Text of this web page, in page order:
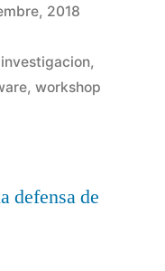
2018
investigacion,
, workshop